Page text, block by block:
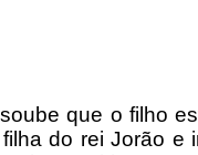
que o filho
do rei Jorão e